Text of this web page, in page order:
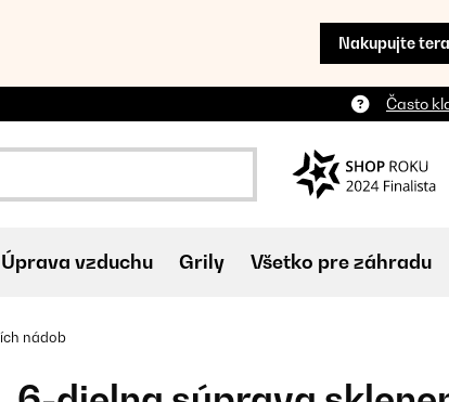
Nakupujte
Často
Úprava vzduchu Grily Všetko pre záhradu
nádob